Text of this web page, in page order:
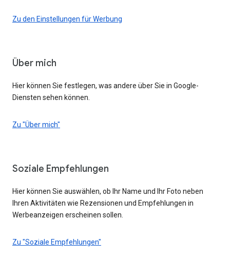
Zu den Einstellungen für Werbung
Über mich
Hier können Sie festlegen, was andere über Sie in Google-
Diensten sehen können.
Zu "Über mich"
Soziale Empfehlungen
Hier können Sie auswählen, ob Ihr Name und Ihr Foto neben
Ihren Aktivitäten wie Rezensionen und Empfehlungen in
Werbeanzeigen erscheinen sollen.
Zu "Soziale Empfehlungen"